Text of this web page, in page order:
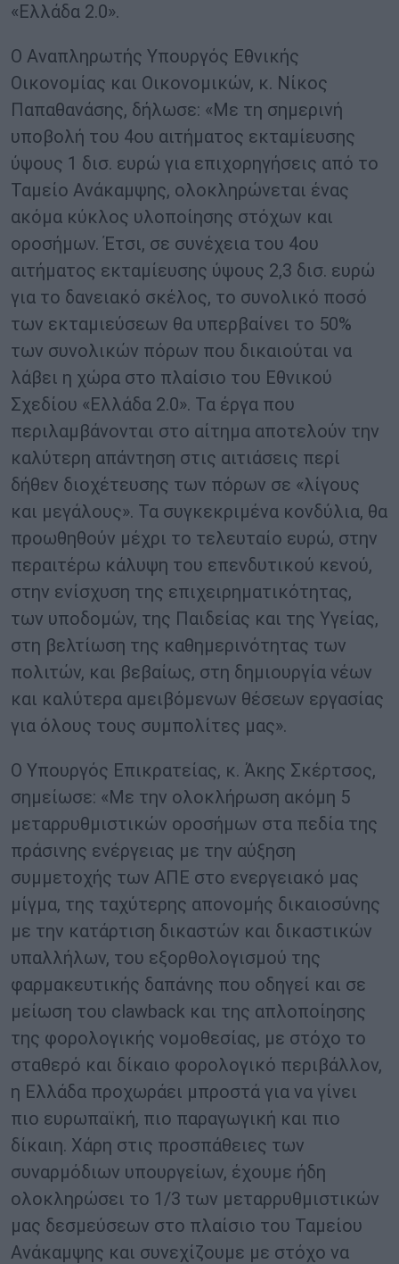
«Ελλάδα 2.0».
Ο Αναπληρωτής Υπουργός Εθνικής
Οικονομίας και Οικονομικών, κ. Νίκος
Παπαθανάσης, δήλωσε: «Με τη σημερινή
υποβολή του 4ου αιτήματος εκταμίευσης
ύψους 1 δισ. ευρώ για επιχορηγήσεις από το
Ταμείο Ανάκαμψης, ολοκληρώνεται ένας
ακόμα κύκλος υλοποίησης στόχων και
οροσήμων. Έτσι, σε συνέχεια του 4ου
αιτήματος εκταμίευσης ύψους 2,3 δισ. ευρώ
για το δανειακό σκέλος, το συνολικό ποσό
των εκταμιεύσεων θα υπερβαίνει το 50%
των συνολικών πόρων που δικαιούται να
λάβει η χώρα στο πλαίσιο του Εθνικού
Σχεδίου «Ελλάδα 2.0». Τα έργα που
περιλαμβάνονται στο αίτημα αποτελούν την
καλύτερη απάντηση στις αιτιάσεις περί
δήθεν διοχέτευσης των πόρων σε «λίγους
και μεγάλους». Τα συγκεκριμένα κονδύλια, θα
προωθηθούν μέχρι το τελευταίο ευρώ, στην
περαιτέρω κάλυψη του επενδυτικού κενού,
στην ενίσχυση της επιχειρηματικότητας,
των υποδομών, της Παιδείας και της Υγείας,
στη βελτίωση της καθημερινότητας των
πολιτών, και βεβαίως, στη δημιουργία νέων
και καλύτερα αμειβόμενων θέσεων εργασίας
για όλους τους συμπολίτες μας».
Ο Υπουργός Επικρατείας, κ. Άκης Σκέρτσος,
σημείωσε: «Με την ολοκλήρωση ακόμη 5
μεταρρυθμιστικών οροσήμων στα πεδία της
πράσινης ενέργειας με την αύξηση
συμμετοχής των ΑΠΕ στο ενεργειακό μας
μίγμα, της ταχύτερης απονομής δικαιοσύνης
με την κατάρτιση δικαστών και δικαστικών
υπαλλήλων, του εξορθολογισμού της
φαρμακευτικής δαπάνης που οδηγεί και σε
μείωση του clawback και της απλοποίησης
της φορολογικής νομοθεσίας, με στόχο το
σταθερό και δίκαιο φορολογικό περιβάλλον,
η Ελλάδα προχωράει μπροστά για να γίνει
πιο ευρωπαϊκή, πιο παραγωγική και πιο
δίκαιη. Χάρη στις προσπάθειες των
συναρμόδιων υπουργείων, έχουμε ήδη
ολοκληρώσει το 1/3 των μεταρρυθμιστικών
μας δεσμεύσεων στο πλαίσιο του Ταμείου
Ανάκαμψης και συνεχίζουμε με στόχο να